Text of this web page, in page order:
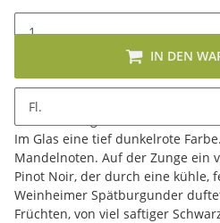
Fl.
IN DEN
Beschreibung
Im Glas eine tief dunkelrote
Mandelnoten. Auf der Zunge ein
Pinot Noir, der durch eine kühle,
Weinheimer Spätburgunder
Früchten, von viel saftiger